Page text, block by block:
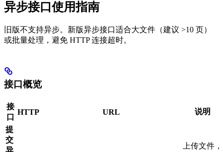
异步接口使用指南
旧版不支持异步。新版异步接口适合大文件（建议 >10 页）
或批量处理，避免 HTTP 连接超时。
接口概览
接
口
HTTP URL 说明
提
交
异
上传文件，